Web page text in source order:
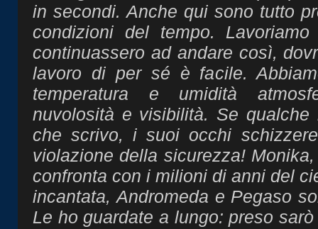
in secondi. Anche qui sono tutto
condizioni del tempo.
continuassero ad andare così,
lavoro di per sé è facile.
temperatura e umidità
nuvolosità e visibilità. Se qualche
che scrivo, i suoi occhi
violazione della sicurezza!
confronta con i milioni di anni del
incantata, Andromeda e Pegaso
Le ho guardate a lungo: preso